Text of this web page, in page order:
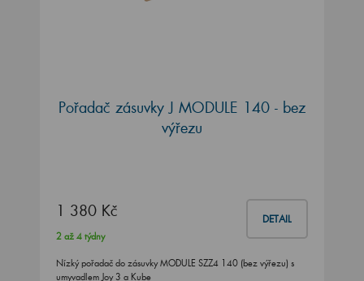
Pořadač zásuvky J MODULE 140 - bez
výřezu
1 380 Kč DETAIL
2 až 4 týdny
Nízký pořadač do zásuvky MODULE SZZ4 140 (bez výřezu) s
umyvadlem Joy 3 a Kube